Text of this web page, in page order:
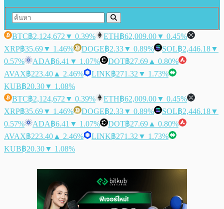
BTC฿2,124,672 ▼ 0.39% ETH฿62,009.00▼ 0.45%
XRP฿35.69▼ 1.46% DOGE฿2.33▼ 0.89% SOL฿2,446.18▼
0.57%
ADA฿6.41 ▼ 1.07% DOT฿27.69 ▲ 0.80%
AVAX฿223.40 ▲ 2.46% LINK฿271.32 ▼ 1.73%
KUB฿20.30▼ 1.08%
BTC฿2,124,672 ▼ 0.39% ETH฿62,009.00▼ 0.45%
XRP฿35.69▼ 1.46% DOGE฿2.33▼ 0.89% SOL฿2,446.18▼
0.57%
ADA฿6.41 ▼ 1.07% DOT฿27.69 ▲ 0.80%
AVAX฿223.40 ▲ 2.46% LINK฿271.32 ▼ 1.73%
KUB฿20.30▼ 1.08%